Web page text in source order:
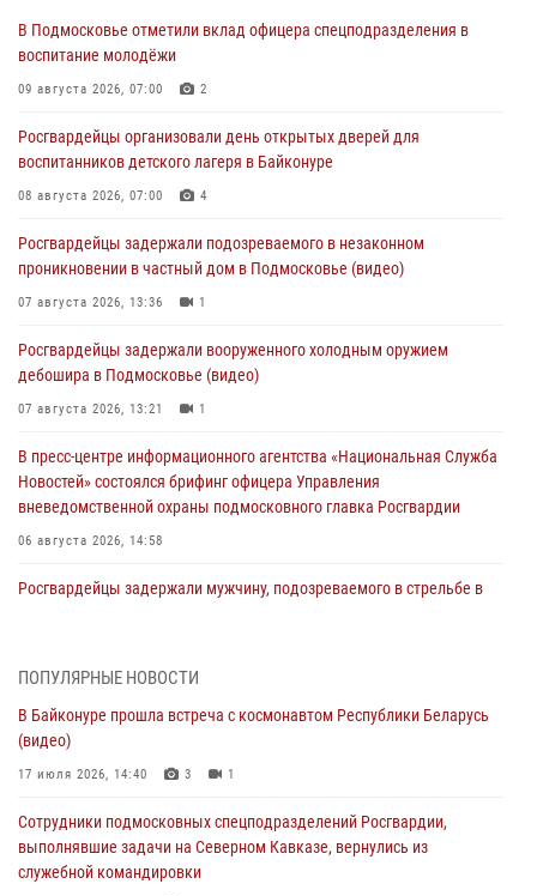
В Подмосковье отметили вклад офицера спецподразделения в
воспитание молодёжи
09 августа 2026, 07:00 2
Росгвардейцы организовали день открытых дверей для
воспитанников детского лагеря в Байконуре
08 августа 2026, 07:00 4
Росгвардейцы задержали подозреваемого в незаконном
проникновении в частный дом в Подмосковье (видео)
07 августа 2026, 13:36 1
Росгвардейцы задержали вооруженного холодным оружием
дебошира в Подмосковье (видео)
07 августа 2026, 13:21 1
В пресс-центре информационного агентства «Национальная Служба
Новостей» состоялся брифинг офицера Управления
вневедомственной охраны подмосковного главка Росгвардии
06 августа 2026, 14:58
Росгвардейцы задержали мужчину, подозреваемого в стрельбе в
Подмосковье
05 августа 2026, 15:52
подозреваемые в организации незаконной миграции и
изготовлении поддельных документов (видео)
05 августа 2026, 15:48
ПОПУЛЯРНЫЕ НОВОСТИ
В Байконуре прошла встреча с космонавтом Республики Беларусь
(видео)
17 июля 2026, 14:40 3 1
Сотрудники подмосковных спецподразделений Росгвардии,
выполнявшие задачи на Северном Кавказе, вернулись из
служебной командировки